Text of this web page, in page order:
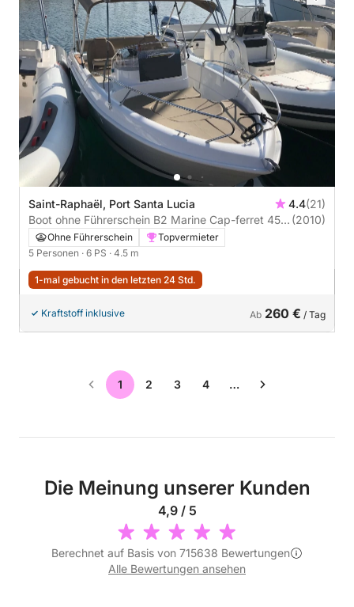
Saint-Raphaël, Port Santa Lucia 4.4(21)
Boot ohne Führerschein B2 Marine Cap-ferret 452
Open Sans Permis 6PS
(2010)
Ohne Führerschein
Topvermieter
5 Personen · 6 PS · 4.5 m
1-mal gebucht in den letzten 24 Std.
Kraftstoff inklusive Ab 260 € / Tag
1 2 3 4 …
Die Meinung unserer Kunden
4,9 / 5
Berechnet auf Basis von 715638 Bewertungen
Alle Bewertungen ansehen